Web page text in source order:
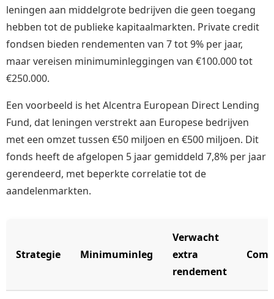
leningen aan middelgrote bedrijven die geen toegang
hebben tot de publieke kapitaalmarkten. Private credit
fondsen bieden rendementen van 7 tot 9% per jaar,
maar vereisen minimuminleggingen van €100.000 tot
€250.000.
Een voorbeeld is het Alcentra European Direct Lending
Fund, dat leningen verstrekt aan Europese bedrijven
met een omzet tussen €50 miljoen en €500 miljoen. Dit
fonds heeft de afgelopen 5 jaar gemiddeld 7,8% per jaar
gerendeerd, met beperkte correlatie tot de
aandelenmarkten.
Strategie Minimuminleg
Verwacht
extra
rendement